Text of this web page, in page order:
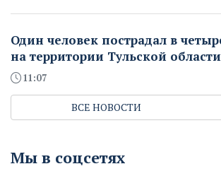
Один человек пострадал в
на территории Тульской области
11:07
ВСЕ НОВОСТИ
Мы в соцсетях